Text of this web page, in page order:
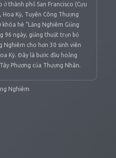
Nghiêm
ở thành phố San Francisco (Cựu
Hoa Kỳ, Tuyên Công Thượng
khóa hè “Lăng Nghiêm Giảng
96 ngày, giảng thuật trọn bộ
Nghiêm cho hơn 30 sinh viên
Kỳ. Đây là bước đầu hoằng
Phương của Thượng Nhân.